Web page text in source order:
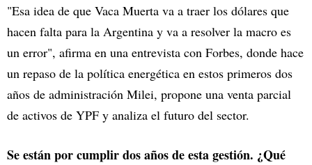
"Esa idea de que Vaca Muerta va a traer los dólares que
hacen falta para la Argentina y va a resolver la macro es
un error", afirma en una entrevista con Forbes, donde hace
un repaso de la política energética en estos primeros dos
años de administración Milei, propone una venta parcial
de activos de YPF y analiza el futuro del sector.
Se están por cumplir dos años de esta gestión. ¿Qué